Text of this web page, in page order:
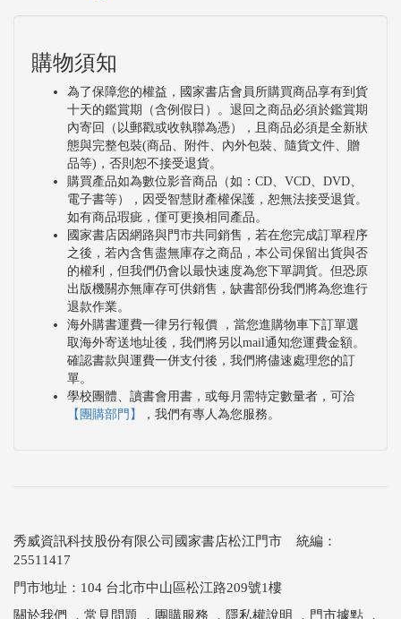
購物須知
為了保障您的權益，國家書店會員所購買商品享有到貨
十天的鑑賞期（含例假日）。退回之商品必須於鑑賞期
內寄回（以郵戳或收執聯為憑），且商品必須是全新狀
態與完整包裝(商品、附件、內外包裝、隨貨文件、贈
品等)，否則恕不接受退貨。
購買產品如為數位影音商品（如：CD、VCD、DVD、
電子書等），因受智慧財產權保護，恕無法接受退貨。
如有商品瑕疵，僅可更換相同產品。
國家書店因網路與門市共同銷售，若在您完成訂單程序
之後，若內含售盡無庫存之商品，本公司保留出貨與否
的權利，但我們仍會以最快速度為您下單調貨。但恐原
出版機關亦無庫存可供銷售，缺書部份我們將為您進行
退款作業。
海外購書運費一律另行報價 ，當您進購物車下訂單選
取海外寄送地址後，我們將另以mail通知您運費金額。
確認書款與運費一併支付後，我們將儘速處理您的訂
單。
學校團體、讀書會用書，或每月需特定數量者，可洽
【團購部門】
，我們有專人為您服務。
秀威資訊科技股份有限公司國家書店松江門市 統編：
25511417
門市地址：104 台北市中山區松江路209號1樓
關於我們
． 常見問題 ． 團購服務 ． 隱私權說明 ． 門市據點 ．